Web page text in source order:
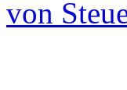
von